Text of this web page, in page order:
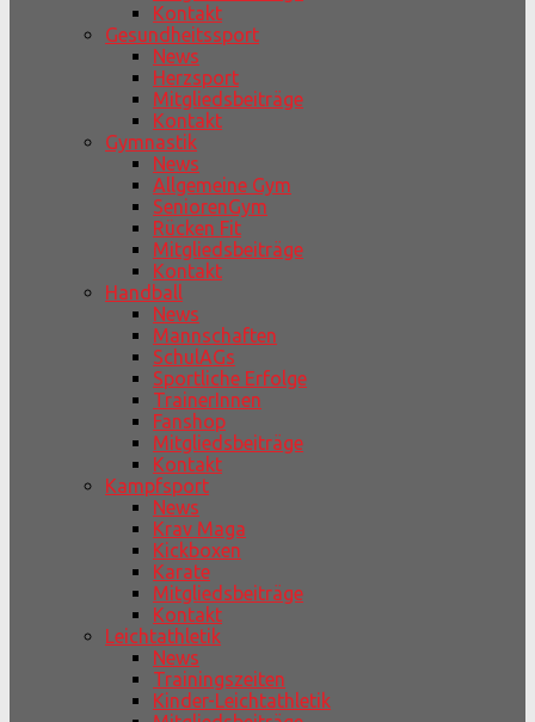
Kontakt
Gesundheitssport
News
Herzsport
Mitgliedsbeiträge
Kontakt
Gymnastik
News
Allgemeine Gym
SeniorenGym
Rücken Fit
Mitgliedsbeiträge
Kontakt
Handball
News
Mannschaften
SchulAGs
Sportliche Erfolge
TrainerInnen
Fanshop
Mitgliedsbeiträge
Kontakt
Kampfsport
News
Krav Maga
Kickboxen
Karate
Mitgliedsbeiträge
Kontakt
Leichtathletik
News
Trainingszeiten
Kinder-Leichtathletik